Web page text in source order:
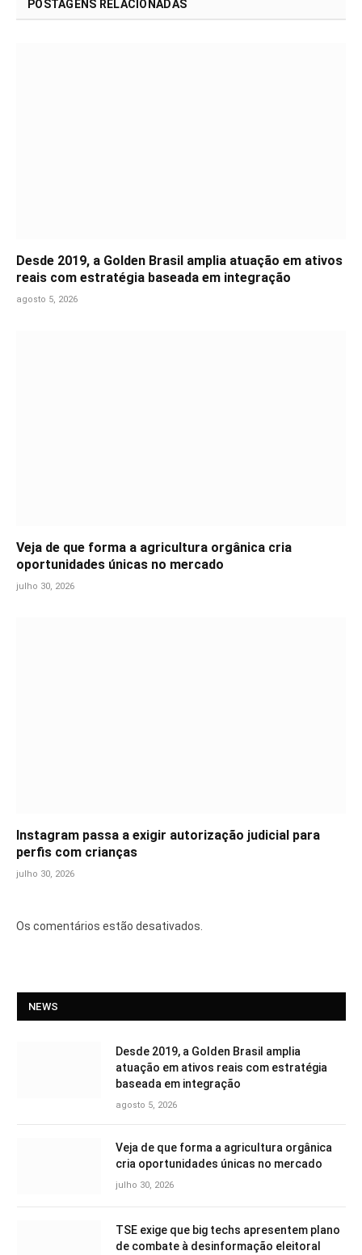
POSTAGENS RELACIONADAS
Desde 2019, a Golden Brasil amplia atuação em ativos
reais com estratégia baseada em integração
agosto 5, 2026
Veja de que forma a agricultura orgânica cria
oportunidades únicas no mercado
julho 30, 2026
Instagram passa a exigir autorização judicial para
perfis com crianças
julho 30, 2026
Os comentários estão desativados.
NEWS
Desde 2019, a Golden Brasil amplia
atuação em ativos reais com estratégia
baseada em integração
agosto 5, 2026
Veja de que forma a agricultura orgânica
cria oportunidades únicas no mercado
julho 30, 2026
TSE exige que big techs apresentem plano
de combate à desinformação eleitoral